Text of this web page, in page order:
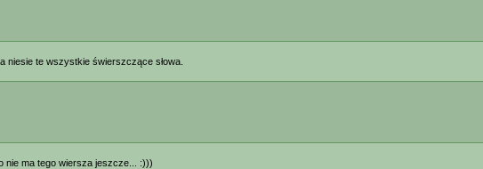
niesie te wszystkie świerszczące słowa.
nie ma tego wiersza jeszcze... :)))